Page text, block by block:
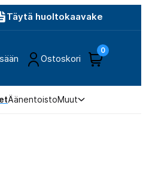
Täytä huoltokaavake
Ostoskori
0
ÄänentoistoMuut